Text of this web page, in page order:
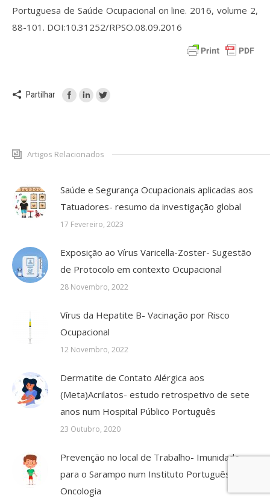
Portuguesa de Saúde Ocupacional on line. 2016, volume 2,
88-101. DOI:10.31252/RPSO.08.09.2016
Partilhar
Artigos Relacionados
Saúde e Segurança Ocupacionais aplicadas aos
Tatuadores- resumo da investigação global
17 Fevereiro, 2023
Exposição ao Vírus Varicella-Zoster- Sugestão
de Protocolo em contexto Ocupacional
28 Novembro, 2022
Vírus da Hepatite B- Vacinação por Risco
Ocupacional
12 Novembro, 2022
Dermatite de Contato Alérgica aos
(Meta)Acrilatos- estudo retrospetivo de sete
anos num Hospital Público Português
23 Outubro, 2020
Prevenção no local de Trabalho- Imunidade
para o Sarampo num Instituto Português de
Oncologia